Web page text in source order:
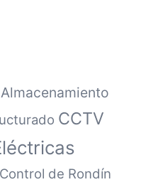
Almacenamiento
CCTV
Control de Rondín